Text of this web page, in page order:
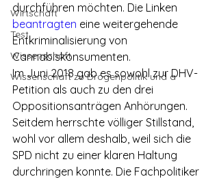
Wirtschaft
Test
Wissenschaft
Wissenschaft zu Drogenpolitik und a
durchführen möchten. Die Linken
beantragten eine weitergehende
Entkriminalisierung von
Cannabiskonsumenten.
Im Juni 2018 gab es sowohl zur DHV-
Petition als auch zu den drei
Oppositionsanträgen Anhörungen.
Seitdem herrschte völliger Stillstand,
wohl vor allem deshalb, weil sich die
SPD nicht zu einer klaren Haltung
durchringen konnte. Die Fachpolitiker